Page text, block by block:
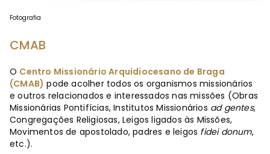
Fotografia
CMAB
O Centro Missionário Arquidiocesano de Braga
(CMAB) pode acolher todos os organismos missionários
e outros relacionados e interessados nas missões (Obras
Missionárias Pontifícias, Institutos Missionários ad gentes,
Congregações Religiosas, Leigos ligados às Missões,
Movimentos de apostolado, padres e leigos fidei donum,
etc.).